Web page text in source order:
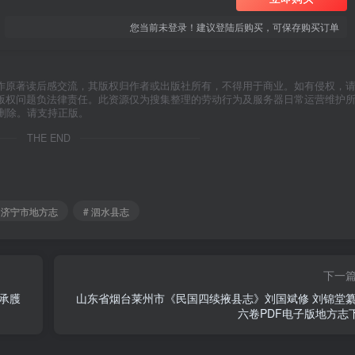
您当前未登录！建议登陆后购买，可保存购买订单
著读后感交流，其版权归作者或出版社所有，不得用于商业。如有侵权，请
问题负法律责任。此资源仅为搜集整理的劳动行为及服务器日常运营维护所
。请支持正版。
THE END
宁市地方志 # 泗水县志
臒
下一篇
山东省烟台莱州市《民国四续掖县志》刘国斌修 刘锦堂
六卷PDF电子版地方志